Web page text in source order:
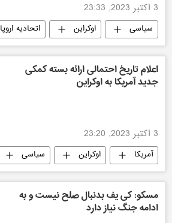
3 اکتبر 2023, 23:33
سیاسی اوکراین
اتحادیه اروپا
جهان
اعلام تاریخ احتمالی ارائه بسته کمکی
جدید آمریکا به اوکراین
3 اکتبر 2023, 23:20
آمریکا اوکراین سیاسی
مسکو: کی یف بدنبال صلح نیست و به
ادامه جنگ نیاز دارد